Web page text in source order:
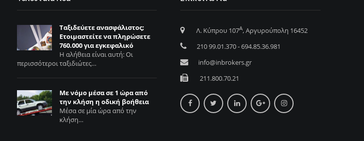
Ταξιδεύετε ανασφάλιστος;
Ετοιμαστείτε να πληρώσετε
760.000 για εγκεφαλικό
Η αλήθεια είναι αυτή: Οι
περισσότεροι ταξιδιώτες…
Με νόμο μέσα σε 1 ώρα από
την κλήση η οδική βοήθεια
Μέσα σε μία ώρα από την
κλήση…
Λ. Κύπρου 107Α, Αργυρούπολη 16452
210 99.01.370 - 694.85.36.981
info@inbrokers.gr
211.800.70.21